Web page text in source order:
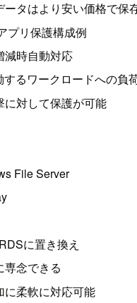
ータはより安い価格で保
プリ保護構成例
減時自動対応
るワークロードへの負
に対して保護が可能
File Server
に置き換え
専念できる
に柔軟に対応可能